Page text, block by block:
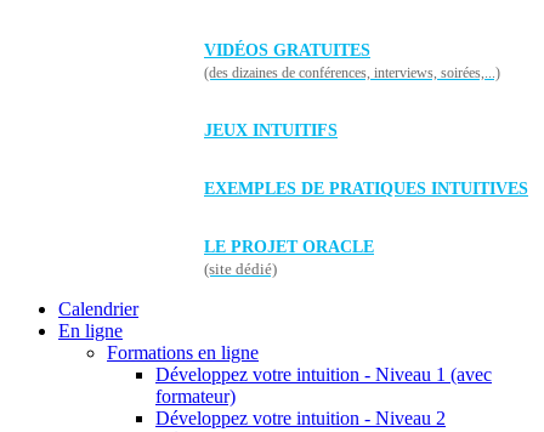
VIDÉOS GRATUITES
(des dizaines de conférences, interviews, soirées,...)
JEUX INTUITIFS
EXEMPLES DE PRATIQUES INTUITIVES
LE PROJET ORACLE
(site dédié)
Calendrier
En ligne
Formations en ligne
Développez votre intuition - Niveau 1 (avec
formateur)
Développez votre intuition - Niveau 2